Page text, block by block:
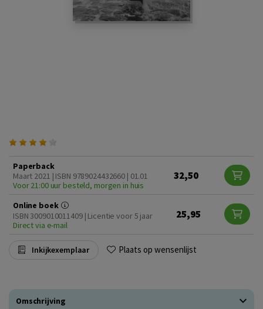
Paperback
Maart 2021 | ISBN 9789024432660 | 01.01
Voor 21:00 uur besteld, morgen in huis
32,50
Online boek
ISBN 3009010011409 | Licentie voor 5 jaar
Direct via e-mail
25,95
Inkijkexemplaar Plaats op wensenlijst
Omschrijving